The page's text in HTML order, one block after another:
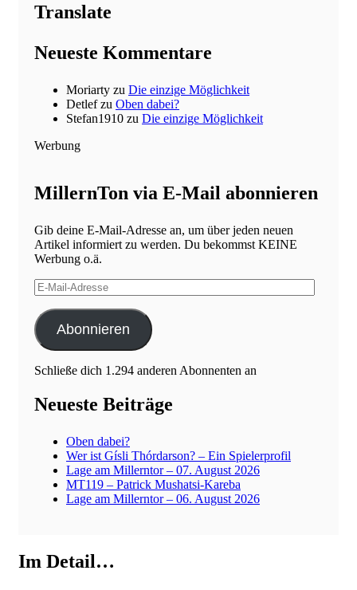
Translate
Neueste Kommentare
Moriarty zu Die einzige Möglichkeit
Detlefzu Oben dabei?
Stefan1910 zu Die einzige Möglichkeit
Werbung
MillernTon via E-Mail abonnieren
Gib deine E-Mail-Adresse an, um über jeden neuen
Artikel informiert zu werden. Du bekommst KEINE
Werbung o.ä.
E-
Mail-
Adresse
Abonnieren
Schließe dich 1.294 anderen Abonnenten an
Neueste Beiträge
Oben dabei?
Wer ist Gísli Thórdarson? – Ein Spielerprofil
Lage am Millerntor – 07. August 2026
MT119 – Patrick Mushatsi-Kareba
Lage am Millerntor – 06. August 2026
Im Detail…